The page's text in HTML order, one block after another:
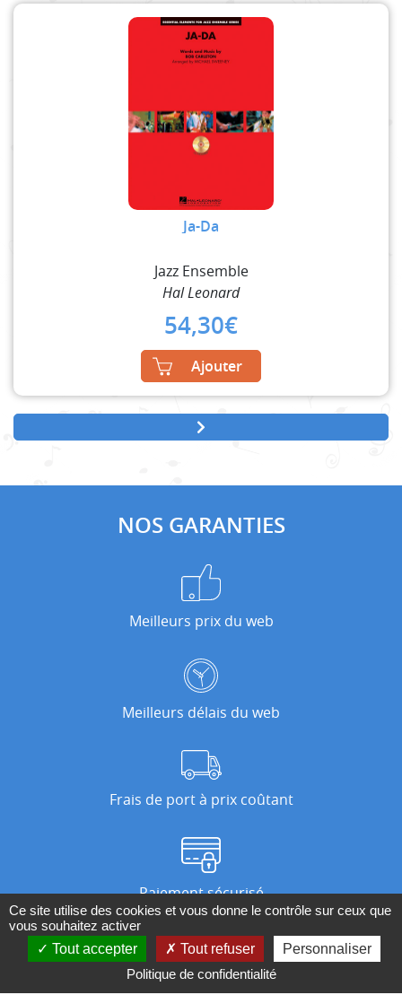
Ja-Da
Jazz Ensemble
Hal Leonard
54,30€
Ajouter
NOS GARANTIES
Meilleurs prix du web
Meilleurs délais du web
Frais de port à prix coûtant
Paiement sécurisé
Nos magasins
Ce site utilise des cookies et vous donne le contrôle sur ceux que
vous souhaitez activer
Tout accepter
Tout refuser
Personnaliser
Politique de confidentialité